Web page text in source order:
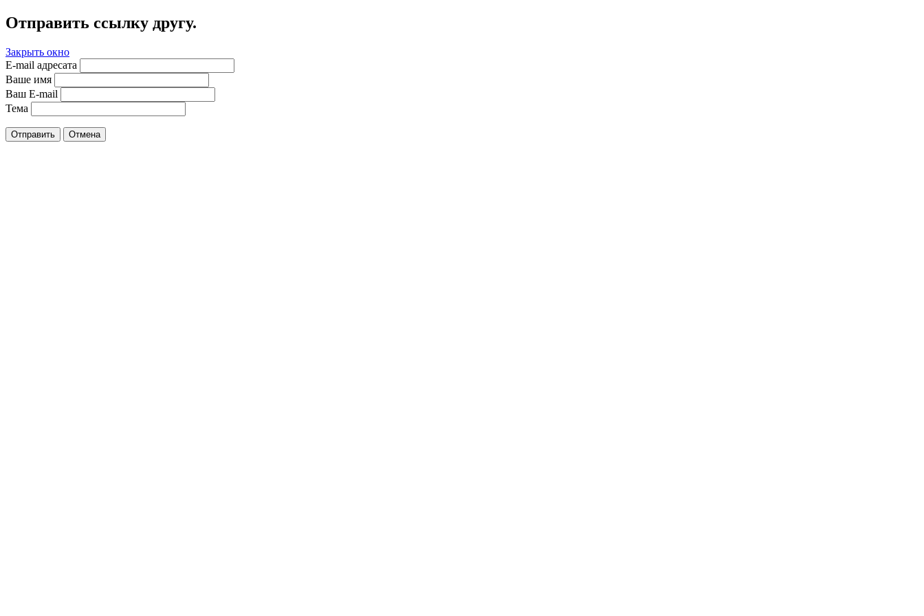
Отправить ссылку другу.
Закрыть окно
E-mail адресата
Ваше имя
Ваш E-mail
Тема
Отправить Отмена